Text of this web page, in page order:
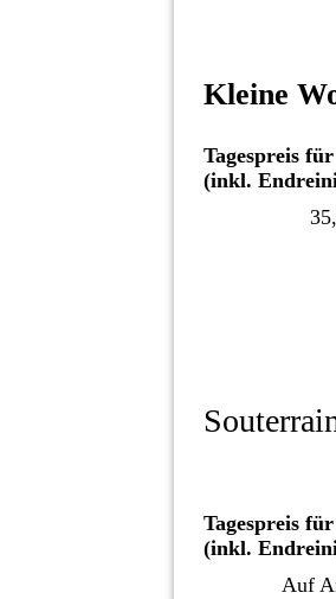
Kleine
Tagespreis
(inkl.
Tagespreis
(inkl.
Auf